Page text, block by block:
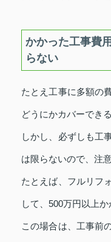
かかった工事費
らない
たとえ工事に多額の
どうにかカバーでき
しかし、必ずしも工
は限らないので、注
たとえば、フルリフ
して、500万円以上か
この場合は、工事前